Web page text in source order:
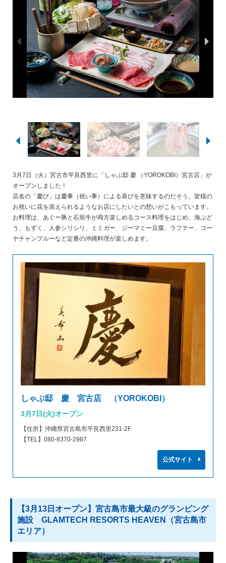
3月7日（火）宮古市平良西里に「しゃぶ邸 慶 （YOROKOBI）宮古店」が
オープンしました！
店名の「慶び」は慶事（祝い事）による喜びを意味するのだそう。皆様の
お祝いに花を添えられるようなお店にしたいとの想いがこもっています。
お料理は、あぐー豚と石垣牛が両方楽しめるコース料理をはじめ、海ぶど
う、もずく、人参シリシリ、ミミガー、ジーマミー豆腐、ラフテー、ゴー
ヤチャンプルーなど定番の沖縄料理が楽しめます。
しゃぶ邸 慶 宮古店 （YOROKOBI）
3月7日(火)オープン
【住所】沖縄県宮古島市平良西里231-2F
【TEL】080-8370-2987
公式サイト
【3月13日オープン】宮古島市最大級のグランピング
施設 GLAMTECH RESORTS HEAVEN（宮古島市
エリア）